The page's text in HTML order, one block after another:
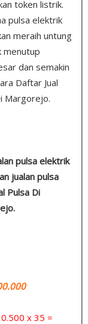
token listrik.
pulsa elektrik
meraih untung
menutup
dan semakin
Daftar Jual
Margorejo.
pulsa elektrik
jualan pulsa
Pulsa Di
x 35 =